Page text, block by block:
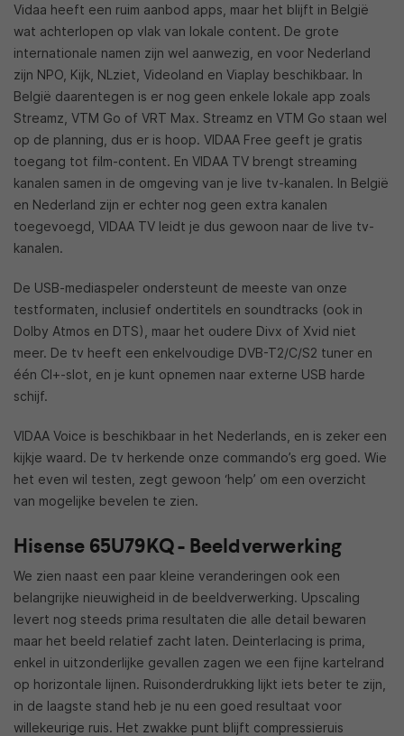
Vidaa heeft een ruim aanbod apps, maar het blijft in België
wat achterlopen op vlak van lokale content. De grote
internationale namen zijn wel aanwezig, en voor Nederland
zijn NPO, Kijk, NLziet, Videoland en Viaplay beschikbaar. In
België daarentegen is er nog geen enkele lokale app zoals
Streamz, VTM Go of VRT Max. Streamz en VTM Go staan wel
op de planning, dus er is hoop. VIDAA Free geeft je gratis
toegang tot film-content. En VIDAA TV brengt streaming
kanalen samen in de omgeving van je live tv-kanalen. In België
en Nederland zijn er echter nog geen extra kanalen
toegevoegd, VIDAA TV leidt je dus gewoon naar de live tv-
kanalen.
De USB-mediaspeler ondersteunt de meeste van onze
testformaten, inclusief ondertitels en soundtracks (ook in
Dolby Atmos en DTS), maar het oudere Divx of Xvid niet
meer. De tv heeft een enkelvoudige DVB-T2/C/S2 tuner en
één CI+-slot, en je kunt opnemen naar externe USB harde
schijf.
VIDAA Voice is beschikbaar in het Nederlands, en is zeker een
kijkje waard. De tv herkende onze commando’s erg goed. Wie
het even wil testen, zegt gewoon ‘help’ om een overzicht
van mogelijke bevelen te zien.
Hisense 65U79KQ - Beeldverwerking
We zien naast een paar kleine veranderingen ook een
belangrijke nieuwigheid in de beeldverwerking. Upscaling
levert nog steeds prima resultaten die alle detail bewaren
maar het beeld relatief zacht laten. Deinterlacing is prima,
enkel in uitzonderlijke gevallen zagen we een fijne kartelrand
op horizontale lijnen. Ruisonderdrukking lijkt iets beter te zijn,
in de laagste stand heb je nu een goed resultaat voor
willekeurige ruis. Het zwakke punt blijft compressieruis